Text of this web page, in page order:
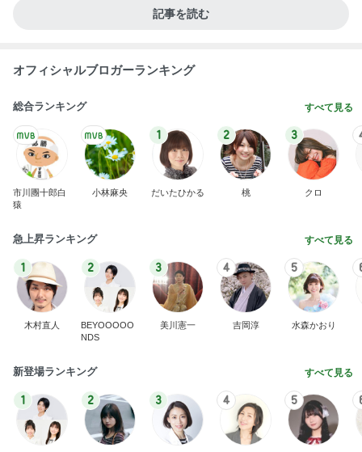
記事を読む
オフィシャルブロガーランキング
総合ランキング すべて見る
市川團十郎白
猿
小林麻央
1
だいたひかる
2
桃
3
クロ
急上昇ランキング すべて見る
1
木村直人
2
BEYOOOOO
NDS
3
美川憲一
4
吉岡淳
5
水森かおり
新登場ランキング すべて見る
1 2 3 4 5